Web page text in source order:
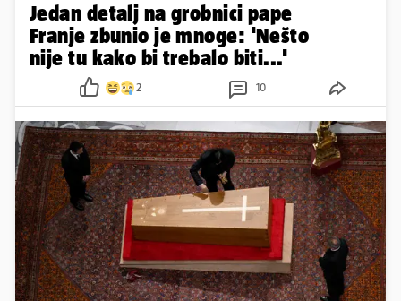
Jedan detalj na grobnici pape
Franje zbunio je mnoge: 'Nešto
nije tu kako bi trebalo biti...'
2 10